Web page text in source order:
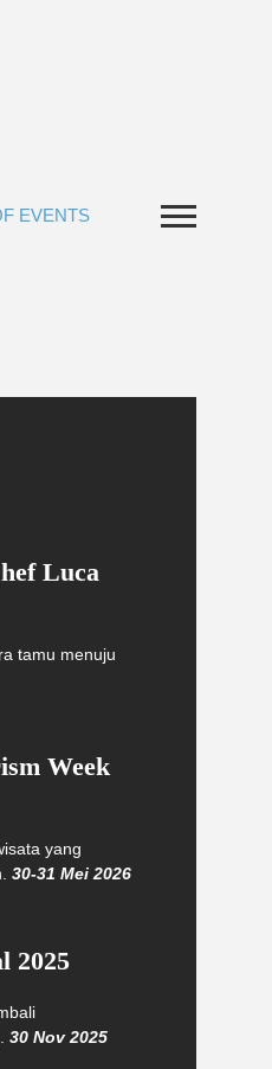
EVENTS
Luca
tamu menuju
Week
yang
30-31 Mei 2026
2025
30 Nov 2025